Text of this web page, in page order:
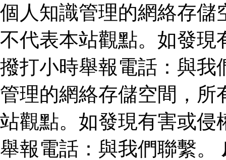
個人知識管理的網絡存儲
不代表本站觀點。如發現
撥打小時舉報電話：與我
管理的網絡存儲空間，所
站觀點。如發現有害或侵
舉報電話：與我們聯繫。